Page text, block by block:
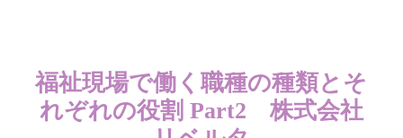
福祉現場で働く職種の種類とそ
れぞれの役割 Part2 株式会社